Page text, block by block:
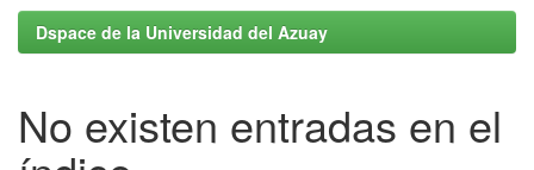
Dspace de la Universidad del Azuay
No existen entradas en el